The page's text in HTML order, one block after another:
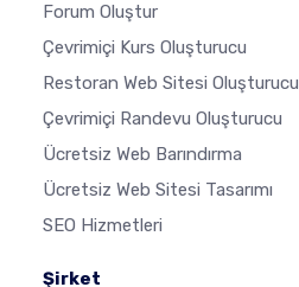
Forum Oluştur
Çevrimiçi Kurs Oluşturucu
Restoran Web Sitesi Oluşturucu
Çevrimiçi Randevu Oluşturucu
Ücretsiz Web Barındırma
Ücretsiz Web Sitesi Tasarımı
SEO Hizmetleri
Şirket